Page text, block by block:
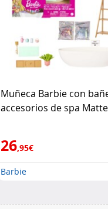
Muñeca Barbie con
accesorios de spa
26,95€
Barbie